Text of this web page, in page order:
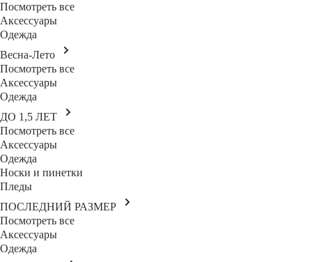
Посмотреть все
Аксессуары
Одежда
Весна-Лето
Посмотреть все
Аксессуары
Одежда
ДО 1,5 ЛЕТ
Посмотреть все
Аксессуары
Одежда
Носки и пинетки
Пледы
ПОСЛЕДНИЙ РАЗМЕР
Посмотреть все
Аксессуары
Одежда